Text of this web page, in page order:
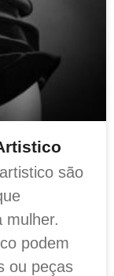
são
mulher.
podem
ou peças